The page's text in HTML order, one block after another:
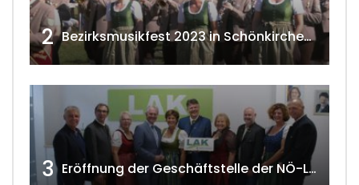
2 Bezirksmusikfest 2023 in Schönkirchen-Reyersdorf
3 Eröffnung der Geschäftstelle der NÖ-Landarbeiterkammer in Mistelbach w4tv174